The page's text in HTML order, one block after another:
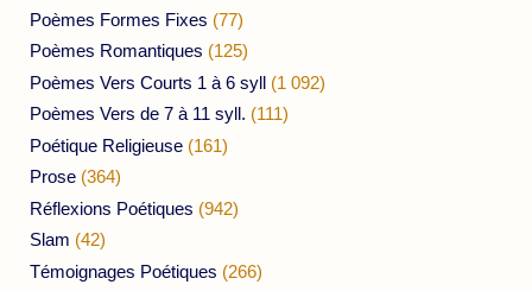
Poèmes Formes Fixes (77)
Poèmes Romantiques (125)
Poèmes Vers Courts 1 à 6 syll (1 092)
Poèmes Vers de 7 à 11 syll. (111)
Poétique Religieuse (161)
Prose (364)
Réflexions Poétiques (942)
Slam (42)
Témoignages Poétiques (266)